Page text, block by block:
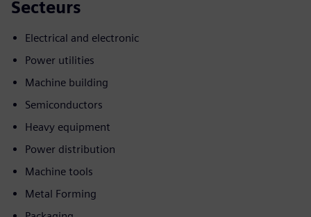
Secteurs
Electrical and electronic
Power utilities
Machine building
Semiconductors
Heavy equipment
Power distribution
Machine tools
Metal Forming